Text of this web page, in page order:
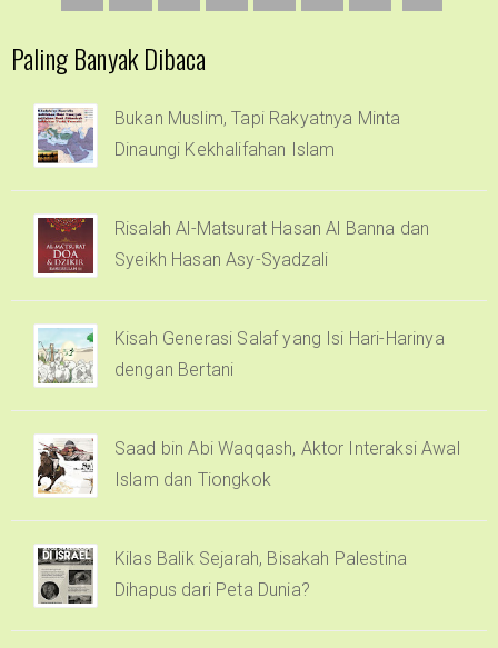
Paling Banyak Dibaca
Bukan Muslim, Tapi Rakyatnya Minta
Dinaungi Kekhalifahan Islam
Risalah Al-Matsurat Hasan Al Banna dan
Syeikh Hasan Asy-Syadzali
Kisah Generasi Salaf yang Isi Hari-Harinya
dengan Bertani
Saad bin Abi Waqqash, Aktor Interaksi Awal
Islam dan Tiongkok
Kilas Balik Sejarah, Bisakah Palestina
Dihapus dari Peta Dunia?